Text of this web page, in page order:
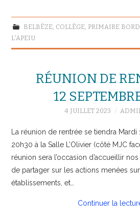
BELBÈZE, COLLÈGE, PRIMAIRE
L'APEIU
RÉUNION DE
12
4 JUILLET 2023
La réunion de rentrée se tiendra
20h30 à la Salle L’Olivier (côté MJC
réunion sera l’occasion d’accueillir
de partager sur les actions menées
établissements, et…
Continuer la